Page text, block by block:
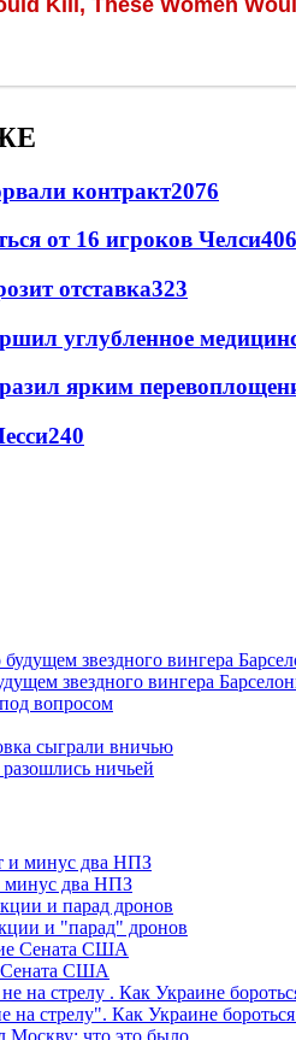
контракт2076
от 16 игроков Челси406
отставка323
углубленное
ярким
240
звездного вингера
вопросом
сыграли вничью
ничьей
минус два НПЗ
и "парад" дронов
Сената США
на стрелу". Как Украине